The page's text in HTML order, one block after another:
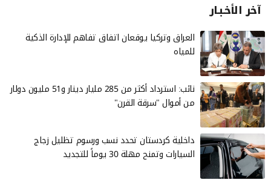
آخر الأخـبـار
العراق وتركيا يوقعان اتفاق تفاهم للإدارة الذكية
للمياه
نائب: استرداد أكثر من 285 مليار دينار و51 مليون دولار
من أموال "سرقة القرن"
داخلية كردستان تحدد نسب ورسوم تظليل زجاج
السيارات وتمنح مهلة 30 يوماً للتجديد